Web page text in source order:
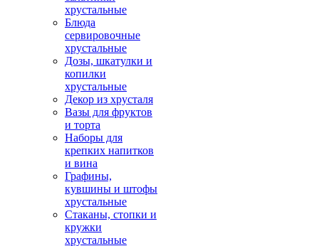
хрустальные
Блюда
сервировочные
хрустальные
Дозы, шкатулки и
копилки
хрустальные
Декор из хрусталя
Вазы для фруктов
и торта
Наборы для
крепких напитков
и вина
Графины,
кувшины и штофы
хрустальные
Стаканы, стопки и
кружки
хрустальные